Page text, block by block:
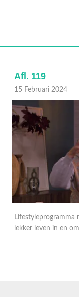
Afl. 119
15 Februari 2024
Lifestyleprogramma
lekker leven in en